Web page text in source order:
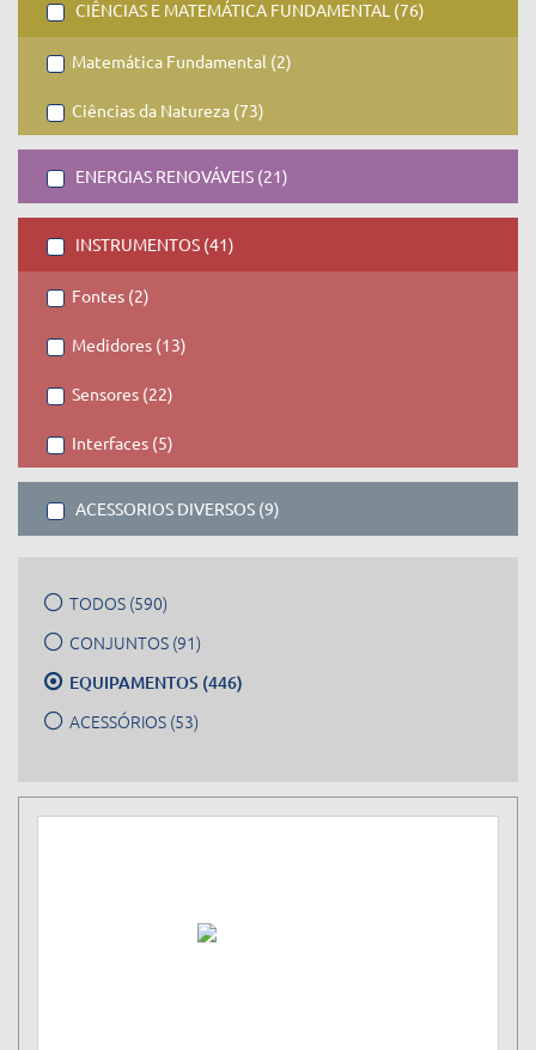
CIÊNCIAS E MATEMÁTICA FUNDAMENTAL (76)
Matemática Fundamental (2)
Ciências da Natureza (73)
ENERGIAS RENOVÁVEIS (21)
INSTRUMENTOS (41)
Fontes (2)
Medidores (13)
Sensores (22)
Interfaces (5)
ACESSORIOS DIVERSOS (9)
TODOS (590)
CONJUNTOS (91)
EQUIPAMENTOS (446)
ACESSÓRIOS (53)